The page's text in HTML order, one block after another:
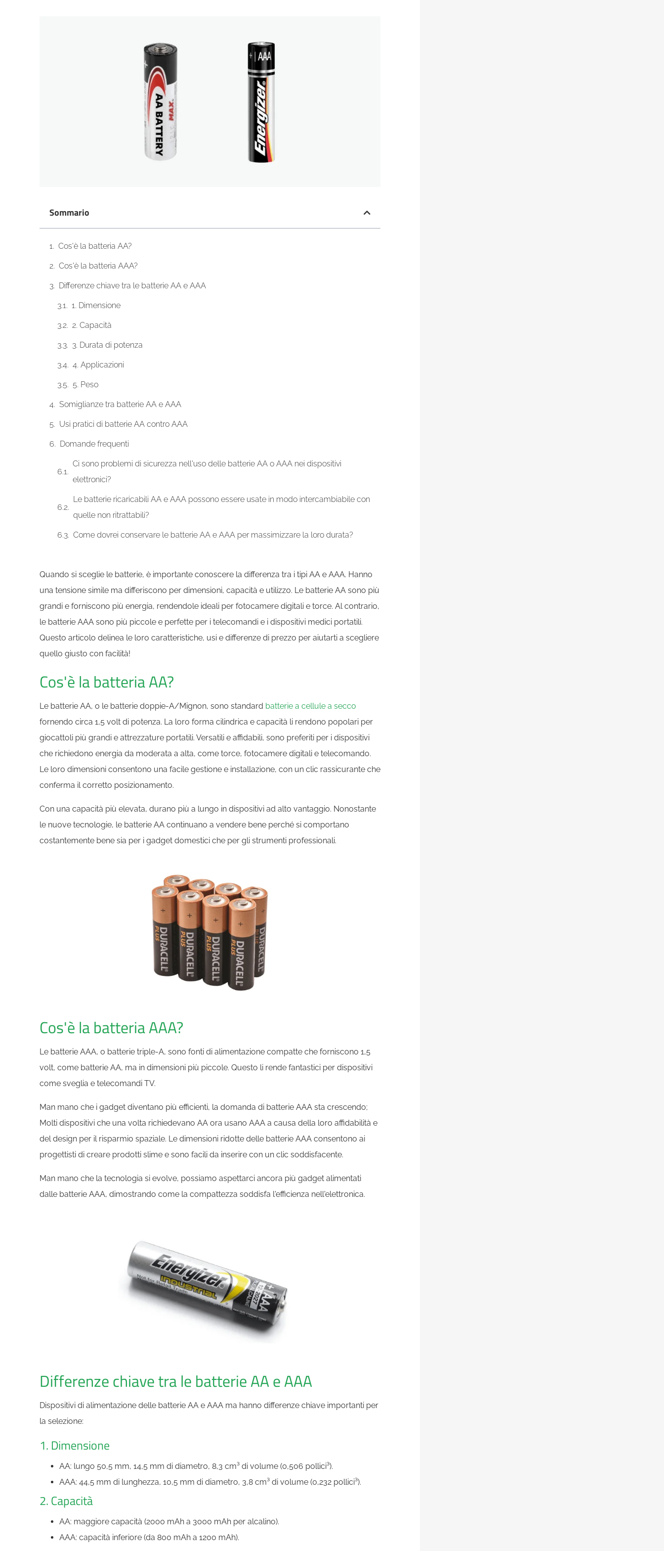
Sommario
Cos'è la batteria AA?
Cos'è la batteria AAA?
Differenze chiave tra le batterie AA e AAA
1. Dimensione
2. Capacità
3. Durata di potenza
4. Applicazioni
5. Peso
Somiglianze tra batterie AA e AAA
Usi pratici di batterie AA contro AAA
Domande frequenti
Ci sono problemi di sicurezza nell'uso delle batterie AA o AAA nei dispositivi
elettronici?
Le batterie ricaricabili AA e AAA possono essere usate in modo intercambiabile con
quelle non ritrattabili?
Come dovrei conservare le batterie AA e AAA per massimizzare la loro durata?
Quando si sceglie le batterie, è importante conoscere la differenza tra i tipi AA e AAA. Hanno
una tensione simile ma differiscono per dimensioni, capacità e utilizzo. Le batterie AA sono più
grandi e forniscono più energia, rendendole ideali per fotocamere digitali e torce. Al contrario,
le batterie AAA sono più piccole e perfette per i telecomandi e i dispositivi medici portatili.
Questo articolo delinea le loro caratteristiche, usi e differenze di prezzo per aiutarti a scegliere
quello giusto con facilità!
Cos'è la batteria AA?
Le batterie AA, o le batterie doppie-A/Mignon, sono standard batterie a cellule a secco
fornendo circa 1,5 volt di potenza. La loro forma cilindrica e capacità li rendono popolari per
giocattoli più grandi e attrezzature portatili. Versatili e affidabili, sono preferiti per i dispositivi
che richiedono energia da moderata a alta, come torce, fotocamere digitali e telecomando.
Le loro dimensioni consentono una facile gestione e installazione, con un clic rassicurante che
conferma il corretto posizionamento.
Con una capacità più elevata, durano più a lungo in dispositivi ad alto vantaggio. Nonostante
le nuove tecnologie, le batterie AA continuano a vendere bene perché si comportano
costantemente bene sia per i gadget domestici che per gli strumenti professionali.
Cos'è la batteria AAA?
Le batterie AAA, o batterie triple-A, sono fonti di alimentazione compatte che forniscono 1,5
volt, come batterie AA, ma in dimensioni più piccole. Questo li rende fantastici per dispositivi
come sveglia e telecomandi TV.
Man mano che i gadget diventano più efficienti, la domanda di batterie AAA sta crescendo;
Molti dispositivi che una volta richiedevano AA ora usano AAA a causa della loro affidabilità e
del design per il risparmio spaziale. Le dimensioni ridotte delle batterie AAA consentono ai
progettisti di creare prodotti slime e sono facili da inserire con un clic soddisfacente.
Man mano che la tecnologia si evolve, possiamo aspettarci ancora più gadget alimentati
dalle batterie AAA, dimostrando come la compattezza soddisfa l'efficienza nell'elettronica.
Differenze chiave tra le batterie AA e AAA
Dispositivi di alimentazione delle batterie AA e AAA ma hanno differenze chiave importanti per
la selezione:
1. Dimensione
AA: lungo 50,5 mm, 14,5 mm di diametro, 8,3 cm³ di volume (0,506 pollici³).
AAA: 44,5 mm di lunghezza, 10,5 mm di diametro, 3,8 cm³ di volume (0,232 pollici³).
2. Capacità
AA: maggiore capacità (2000 mAh a 3000 mAh per alcalino).
AAA: capacità inferiore (da 800 mAh a 1200 mAh).